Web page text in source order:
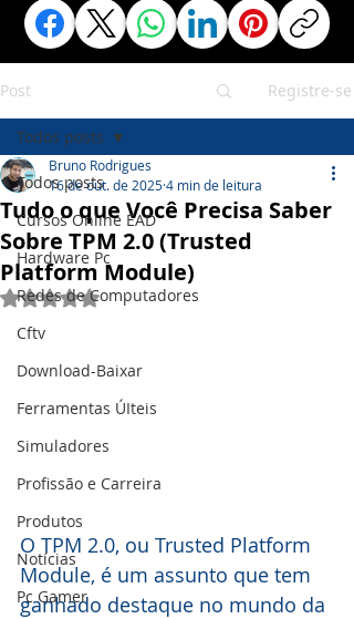
Post Registre-se
Todos posts
Cursos Online EAD
Hardware Pc
Redes de Computadores
Cftv
Download-Baixar
Ferramentas ÚIteis
Simuladores
Profissão e Carreira
Produtos
Notícias
Pc Gamer
Todos posts
Tudo o que Você Precisa Saber
Sobre TPM 2.0 (Trusted
Platform Module)
Bruno Rodrigues
16 de out. de 20254 min de leitura
Avaliado com NaN de 5 estrelas.
O TPM 2.0, ou Trusted Platform
Module, é um assunto que tem
ganhado destaque no mundo da